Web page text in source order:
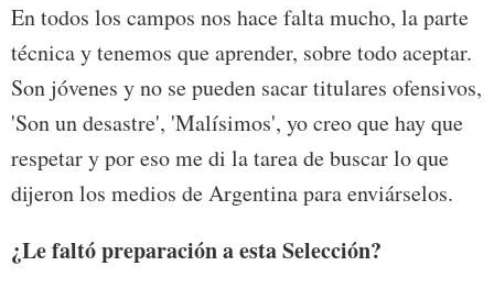
En todos los campos nos hace falta mucho, la parte
técnica y tenemos que aprender, sobre todo aceptar.
Son jóvenes y no se pueden sacar titulares ofensivos,
'Son un desastre', 'Malísimos', yo creo que hay que
respetar y por eso me di la tarea de buscar lo que
dijeron los medios de Argentina para enviárselos.
¿Le faltó preparación a esta Selección?